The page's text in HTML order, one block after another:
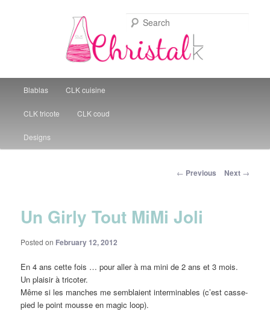
Christal Little Kitchen
Skip to primary content
Blablas CLK cuisine
CLK tricote CLK coud
Designs
Post navigation
← Previous Next →
Un Girly Tout MiMi Joli
Posted on February 12, 2012
En 4 ans cette fois … pour aller à ma mini de 2 ans et 3 mois.
Un plaisir à tricoter.
Même si les manches me semblaient interminables (c’est casse-
pied le point mousse en magic loop).